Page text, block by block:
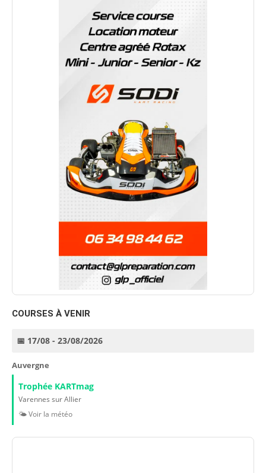
COURSES À VENIR
📅 17/08 - 23/08/2026
Auvergne
Trophée KARTmag
Varennes sur Allier
🌤️ Voir la météo